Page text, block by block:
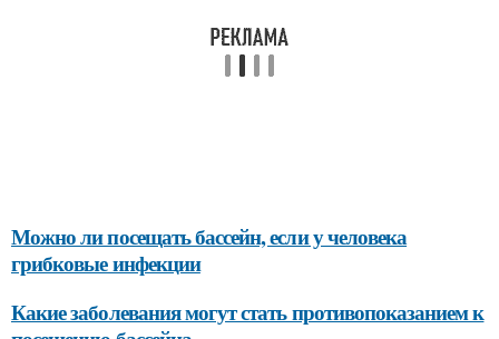
Можно ли посещать бассейн, если у человека
грибковые инфекции
Какие заболевания могут стать противопоказанием к